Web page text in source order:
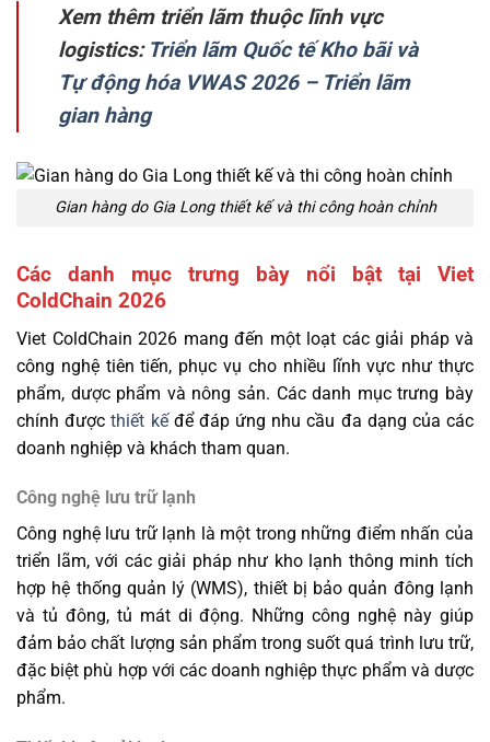
Xem thêm triển lãm thuộc lĩnh vực
logistics: Triển lãm Quốc tế Kho bãi và
Tự động hóa VWAS 2026 – Triển lãm
gian hàng
Gian hàng do Gia Long thiết kế và thi công hoàn chỉnh
Các danh mục trưng bày nổi bật tại Viet
ColdChain 2026
Viet ColdChain 2026 mang đến một loạt các giải pháp và
công nghệ tiên tiến, phục vụ cho nhiều lĩnh vực như thực
phẩm, dược phẩm và nông sản. Các danh mục trưng bày
chính đượcthiết kếđể đáp ứng nhu cầu đa dạng của các
doanh nghiệp và khách tham quan.
Công nghệ lưu trữ lạnh
Công nghệ lưu trữ lạnh là một trong những điểm nhấn của
triển lãm, với các giải pháp như kho lạnh thông minh tích
hợp hệ thống quản lý (WMS), thiết bị bảo quản đông lạnh
và tủ đông, tủ mát di động. Những công nghệ này giúp
đảm bảo chất lượng sản phẩm trong suốt quá trình lưu trữ,
đặc biệt phù hợp với các doanh nghiệp thực phẩm và dược
phẩm.